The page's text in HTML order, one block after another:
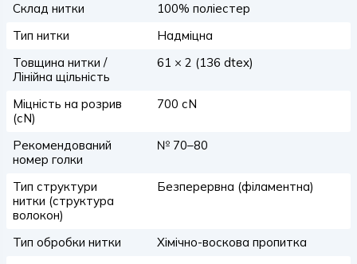
Склад нитки
100% поліестер
Тип нитки
Надміцна
Товщина нитки /
Лінійна щільність
61 × 2 (136 dtex)
Міцність на розрив
(сN)
700 сN
Рекомендований
номер голки
№ 70–80
Тип структури
нитки (структура
волокон)
Безперервна (філаментна)
Тип обробки нитки
Хімічно-воскова пропитка